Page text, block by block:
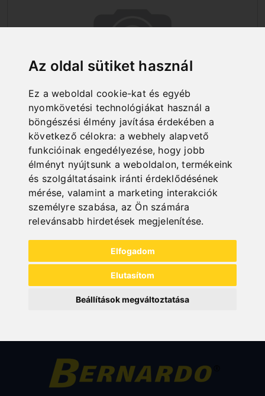
Az oldal sütiket használ
Ez a weboldal cookie-kat és egyéb
nyomkövetési technológiákat használ a
böngészési élmény javítása érdekében a
következő célokra: a webhely alapvető
funkcióinak engedélyezése, hogy jobb
élményt nyújtsunk a weboldalon,termékeink
és szolgáltatásaink iránti érdeklődésének
mérése, valamint a marketing interakciók
személyre szabása, az Ön számára
relevánsabb hirdetések megjelenítése.
Elfogadom
Elutasítom
Beállítások megváltoztatása
TARTOZÉKOK HIDRAULIKUS
TÁBLAOLLÓHOZ